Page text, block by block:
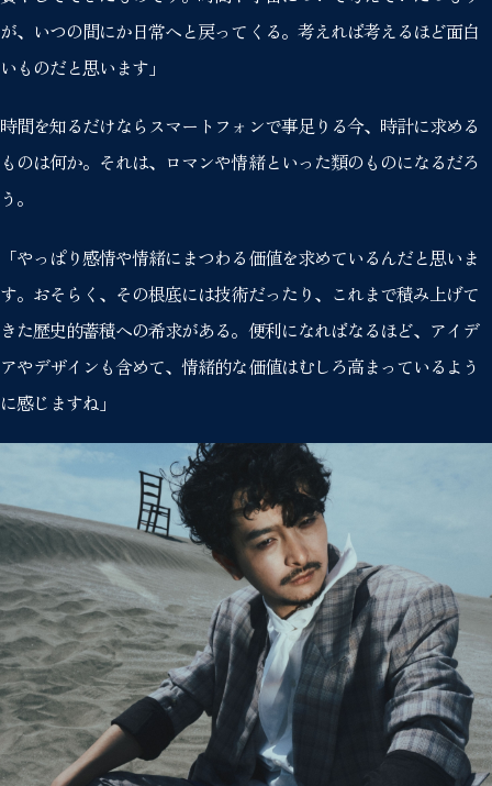
が、いつの間にか日常へと戻ってくる。考えれば考えるほど面白
いものだと思います」
時間を知るだけならスマートフォンで事足りる今、時計に求める
ものは何か。それは、ロマンや情緒といった類のものになるだろ
う。
「やっぱり感情や情緒にまつわる価値を求めているんだと思いま
す。おそらく、その根底には技術だったり、これまで積み上げて
きた歴史的蓄積への希求がある。便利になればなるほど、アイデ
アやデザインも含めて、情緒的な価値はむしろ高まっているよう
に感じますね」